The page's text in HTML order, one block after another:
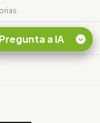
Pregunta a IA